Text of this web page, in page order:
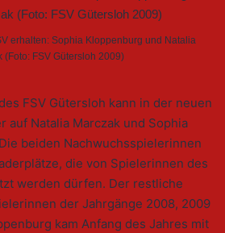
erhalten: Sophia Kloppenburg und Natalia
(Foto: FSV Gütersloh 2009)
FSV Gütersloh kann in der neuen
auf Natalia Marczak und Sophia
beiden Nachwuchsspielerinnen
die von Spielerinnen des
werden dürfen. Der restliche
der Jahrgänge 2008, 2009
kam Anfang des Jahres mit